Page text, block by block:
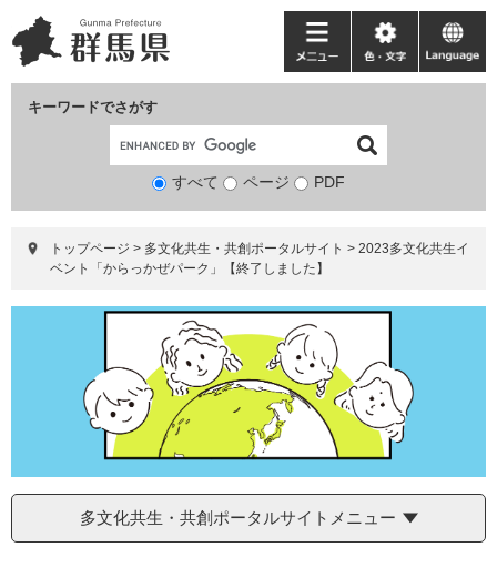
ー
ジ
ニ
ュ
て
キーワードでさがす
検
象
すべて ページ PDF
メ
ニ
ー
色・
文
language
トップページ > 多文化共生・共創ポータルサイト > 2023多文化共生イ
ベント「からっかぜパーク」【終了しました】
多文化共生・共創ポータルサイトメニュー